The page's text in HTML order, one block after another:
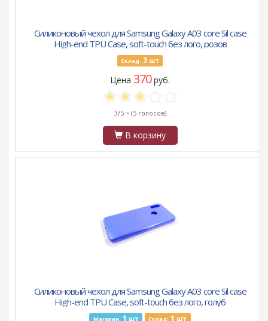
Силиконовый чехол для Samsung Galaxy A03 core Sil case
High-end TPU Case, soft-touch без лого, розов
Склад: 3 шт
Цена 370руб.
3/5 ~ (5 голосов)
В корзину
Силиконовый чехол для Samsung Galaxy A03 core Sil case
High-end TPU Case, soft-touch без лого, голуб
Магазин: 1 шт Склад: 1 шт